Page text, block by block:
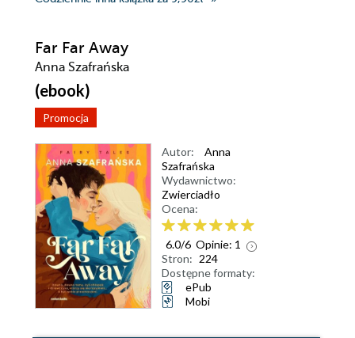
Far Far Away
Anna Szafrańska
(ebook)
Promocja
Autor:
Anna
Szafrańska
Wydawnictwo:
Zwierciadło
Ocena:
6.0/6 Opinie: 1
Stron: 224
Dostępne formaty:
ePub
Mobi